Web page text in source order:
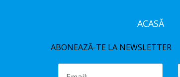
ACASĂ
ABONEAZĂ-TE LA NEWSLETTER